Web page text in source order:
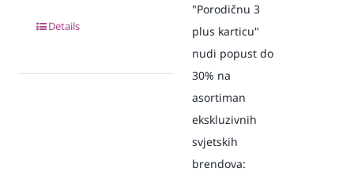
Details
"Porodičnu 3
plus karticu"
nudi popust do
30% na
asortiman
ekskluzivnih
svjetskih
brendova: